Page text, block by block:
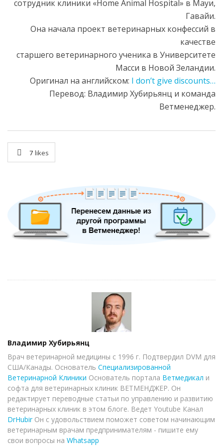
сотрудник клиники «Home Animal Hospital» в Мауи,
Гавайи.
Она начала проект ветеринарных конфессий в
качестве
старшего ветеринарного ученика в Университете
Масси в Новой Зеландии.
Оригинал на английском: I don’t give discounts…
Перевод: Владимир Хубирьянц и команда
Ветменеджер.
7 likes
Author
Владимир Хубирьянц
Врач ветеринарной медицины с 1996 г. Подтвердил DVM для
США/Канады. Основатель Специализированной
Ветеринарной Клиники Основатель портала Ветмедикал и
софта для ветеринарных клиник ВЕТМЕНДЖЕР. Он
редактирует переводные статьи по управлению и развитию
ветеринарных клиник в этом блоге. Ведет Youtube Канал
DrHubirОн с удовольствием поможет советом начинающим
ветеринарным врачам предпринимателям - пишите ему
свои вопросы на Whatsapp